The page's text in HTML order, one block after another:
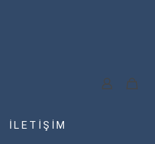
İLETİŞİM